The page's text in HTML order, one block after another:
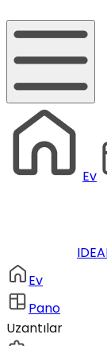
Ev
Ev
Pano
Uzantılar